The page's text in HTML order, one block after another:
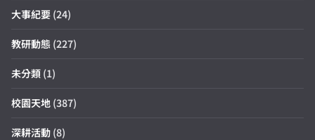
大事紀要 (24)
教研動態 (227)
未分類 (1)
校園天地 (387)
深耕活動 (8)